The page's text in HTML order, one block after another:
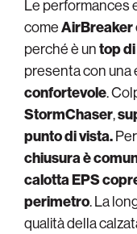
Le performances
comeAirBreaker
perché è untop
presenta con una
confortevole.
StormChaser,
punto di vista.
chiusura è
calotta EPS
perimetro. La
qualità della